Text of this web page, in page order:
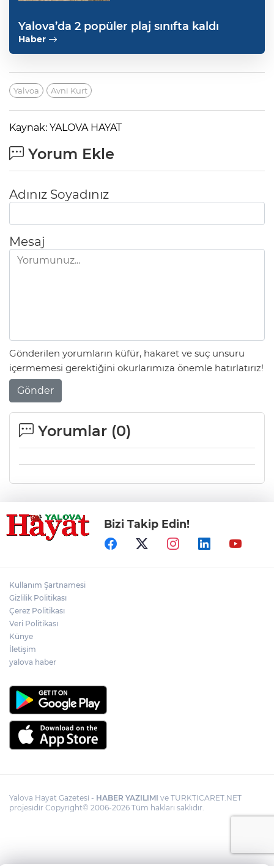
Yalova’da 2 popüler plaj sınıfta kaldı
Haber
Yalvoa Avni Kurt
Kaynak: YALOVA HAYAT
Yorum Ekle
Adınız Soyadınız
Mesaj
Gönderilen yorumların küfür, hakaret ve suç unsuru
içermemesi gerektiğini okurlarımıza önemle hatırlatırız!
Gönder
Yorumlar (0)
Bizi Takip Edin!
Kullanım Şartnamesi
Gizlilik Politikası
Çerez Politikası
Veri Politikası
Künye
İletişim
yalova haber
Yalova Hayat Gazetesi - HABER YAZILIMI ve TURKTICARET.NET
projesidir Copyright© 2006-2026 Tüm hakları saklıdır.